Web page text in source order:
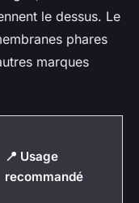
le dessus. Le
phares
marques
📍 Usage
recommandé